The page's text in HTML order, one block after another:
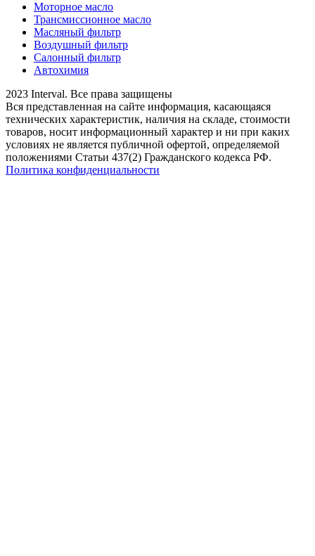
Моторное масло
Трансмиссионное масло
Масляный фильтр
Воздушный фильтр
Салонный фильтр
Автохимия
2023 Interval. Все права защищены
Вся представленная на сайте информация, касающаяся
технических характеристик, наличия на складе, стоимости
товаров, носит информационный характер и ни при каких
условиях не является публичной офертой, определяемой
положениями Статьи 437(2) Гражданского кодекса РФ.
Политика конфиденциальности